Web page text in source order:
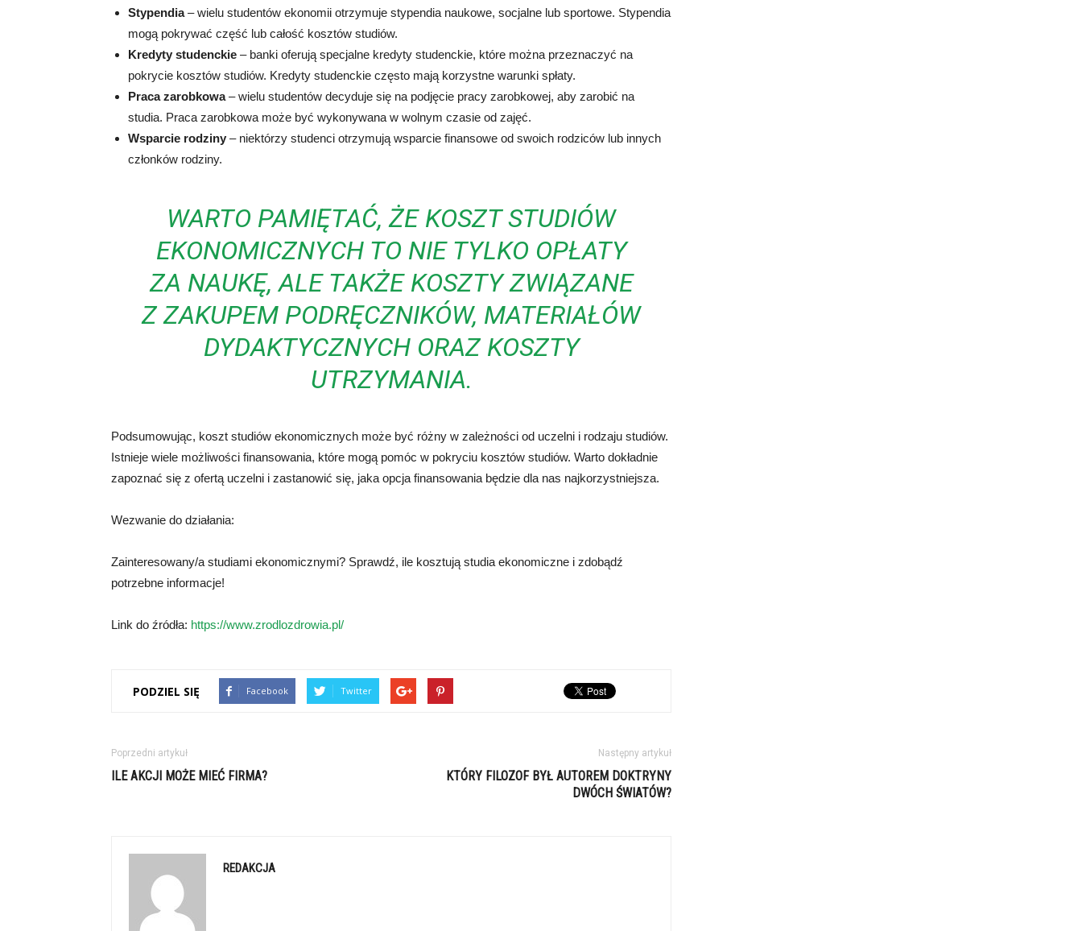
Stypendia– wielu studentów ekonomii otrzymuje stypendia naukowe, socjalne lub sportowe. Stypendia
mogą pokrywać część lub całość kosztów studiów.
Kredyty studenckie – banki oferują specjalne kredyty studenckie, które można przeznaczyć na
pokrycie kosztów studiów. Kredyty studenckie często mają korzystne warunki spłaty.
Praca zarobkowa– wielu studentów decyduje się na podjęcie pracy zarobkowej, aby zarobić na
studia. Praca zarobkowa może być wykonywana w wolnym czasie od zajęć.
Wsparcie rodziny – niektórzy studenci otrzymują wsparcie finansowe od swoich rodziców lub innych
członków rodziny.
WARTO PAMIĘTAĆ, ŻE KOSZT STUDIÓW
EKONOMICZNYCH TO NIE TYLKO OPŁATY
ZA NAUKĘ, ALE TAKŻE KOSZTY ZWIĄZANE
Z ZAKUPEM PODRĘCZNIKÓW, MATERIAŁÓW
DYDAKTYCZNYCH ORAZ KOSZTY
UTRZYMANIA.
Podsumowując, koszt studiów ekonomicznych może być różny w zależności od uczelni i rodzaju studiów.
Istnieje wiele możliwości finansowania, które mogą pomóc w pokryciu kosztów studiów. Warto dokładnie
zapoznać się z ofertą uczelni i zastanowić się, jaka opcja finansowania będzie dla nas najkorzystniejsza.
Wezwanie do działania:
Zainteresowany/a studiami ekonomicznymi? Sprawdź, ile kosztują studia ekonomiczne i zdobądź
potrzebne informacje!
Link do źródła: https://www.zrodlozdrowia.pl/
PODZIEL SIĘ Facebook Twitter
Poprzedni artykuł
ILE AKCJI MOŻE MIEĆ FIRMA?
Następny artykuł
KTÓRY FILOZOF BYŁ AUTOREM DOKTRYNY
DWÓCH ŚWIATÓW?
REDAKCJA